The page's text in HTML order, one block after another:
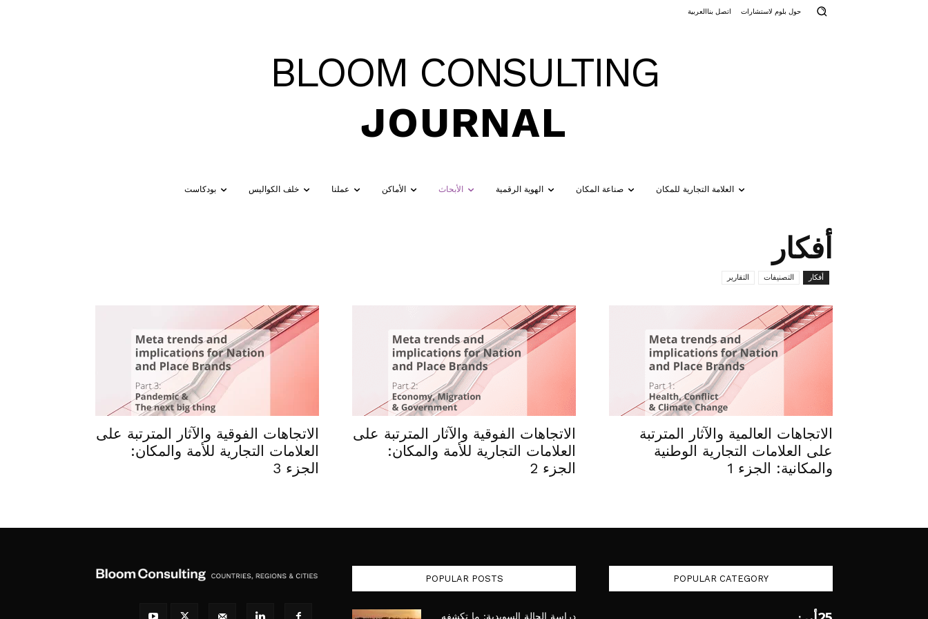
حول بلوم لاستشارات اتصل بناالعربية
BLOOM CONSULTING
JOURNAL
العلامة التجارية للمكان صناعة المكان الهوية الرقمية الأبحاث الأماكن عملنا خلف الكواليس بودكاست
أفكار
أفكار التصنيفات التقارير
الاتجاهات الفوقية والآثار المترتبة على
العلامات التجارية للأمة والمكان:
الجزء 3
الاتجاهات الفوقية والآثار المترتبة على
العلامات التجارية للأمة والمكان:
الجزء 2
الاتجاهات العالمية والآثار المترتبة
على العلامات التجارية الوطنية
والمكانية: الجزء 1
POPULAR POSTS
دراسة الحالة السويدية: ما تكشفه
POPULAR CATEGORY